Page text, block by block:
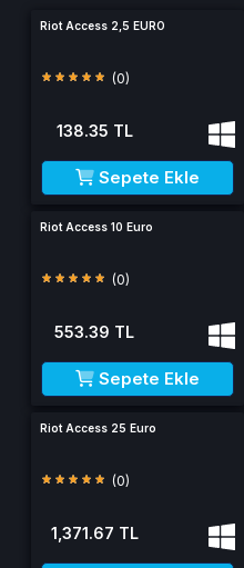
Riot Access 2,5 EURO
(0)
138.35 TL
Sepete Ekle
Riot Access 10 Euro
(0)
553.39 TL
Sepete Ekle
Riot Access 25 Euro
(0)
1,371.67 TL